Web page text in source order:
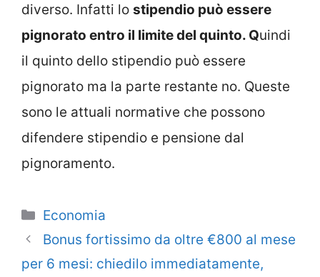
diverso. Infatti lo stipendio può essere
pignorato entro il limite del quinto. Quindi
il quinto dello stipendio può essere
pignorato ma la parte restante no. Queste
sono le attuali normative che possono
difendere stipendio e pensione dal
pignoramento.
Categorie
Economia
Bonus fortissimo da oltre €800 al mese
per 6 mesi: chiedilo immediatamente,